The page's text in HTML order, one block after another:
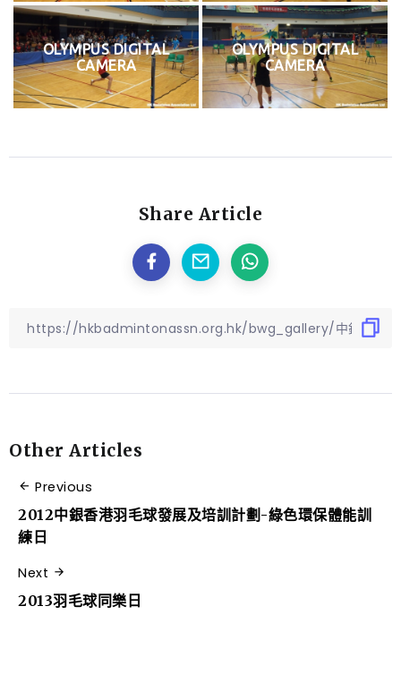
OLYMPUS DIGITAL
CAMERA
OLYMPUS DIGITAL
CAMERA
Share Article
Other Articles
Previous
2012中銀香港羽毛球發展及培訓計劃-綠色環保體能訓
練日
Next
2013羽毛球同樂日